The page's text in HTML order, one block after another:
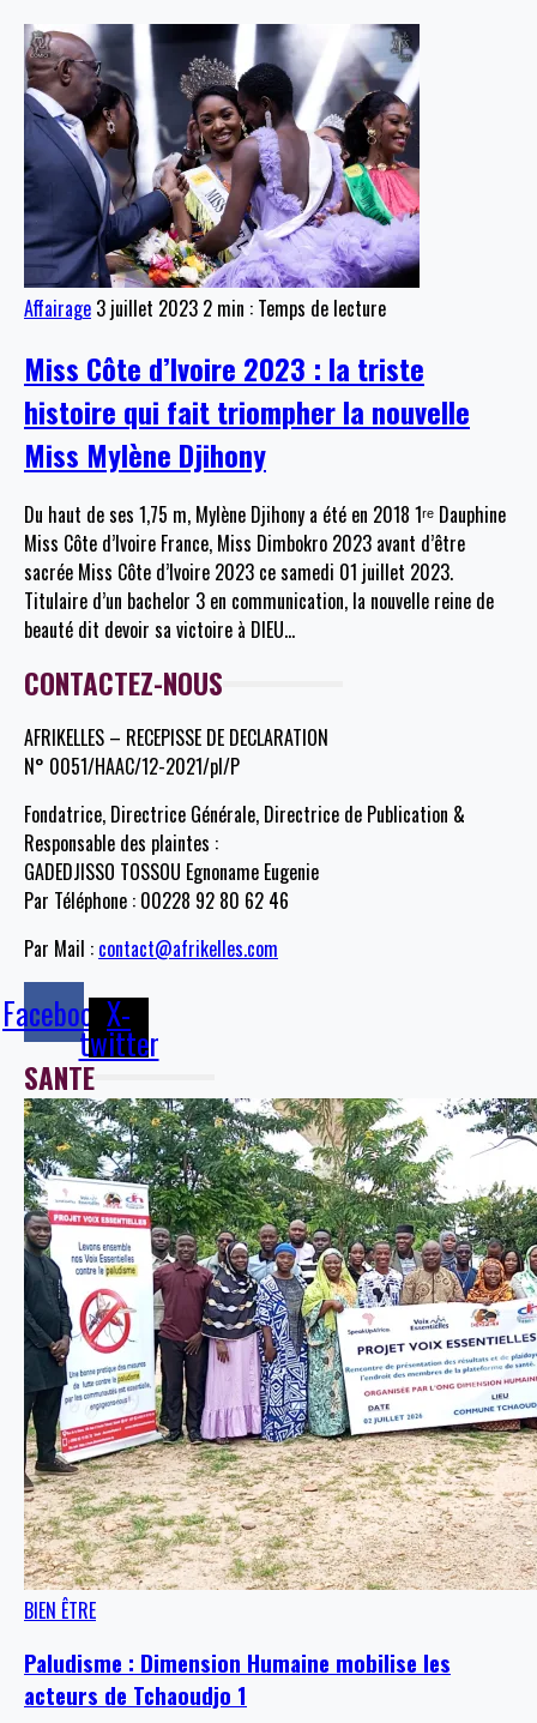
Affairage 3 juillet 2023 2 min : Temps de lecture
Miss Côte d’Ivoire 2023 : la triste
histoire qui fait triompher la nouvelle
Miss Mylène Djihony
Du haut de ses 1,75 m, Mylène Djihony a été en 2018 1ʳᵉ Dauphine
Miss Côte d’Ivoire France, Miss Dimbokro 2023 avant d’être
sacrée Miss Côte d’Ivoire 2023 ce samedi 01 juillet 2023.
Titulaire d’un bachelor 3 en communication, la nouvelle reine de
beauté dit devoir sa victoire à DIEU…
CONTACTEZ-NOUS
AFRIKELLES – RECEPISSE DE DECLARATION
N° 0051/HAAC/12-2021/pl/P
Fondatrice, Directrice Générale, Directrice de Publication &
Responsable des plaintes :
GADEDJISSO TOSSOU Egnoname Eugenie
Par Téléphone : 00228 92 80 62 46
Par Mail : contact@afrikelles.com
FacebookX-
twitter
SANTE
BIEN ÊTRE
Paludisme : Dimension Humaine mobilise les
acteurs de Tchaoudjo 1